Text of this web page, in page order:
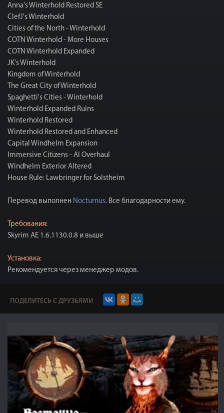
Anna's Winterhold Restored SE
ClefJ's Winterhold
Cities of the North - Winterhold
COTN Winterhold - More Houses
COTN Winterhold Expanded
JK's Winterhold
Kingdom of Winterhold
The Great City of Winterhold
Spaghetti's Cities - Winterhold
Winterhold Expanded Ruins
Winterhold Restored
Winterhold Restored and Enhanced
Capital Windhelm Expansion
Immersive Citizens - AI Overhaul
Windhelm Exterior Altered
House Rule: Lawbringer for Solstheim
Перевод выполнен Nocturnus. Все благодарности ему.
Требования:
Skyrim AE 1.6.1130.0.8 и выше
Установка:
Рекомендуется через менеджер модов.
ПОДЕЛИТЕСЬ С ДРУЗЬЯМИ